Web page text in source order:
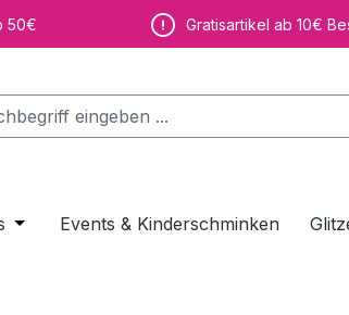
50€ Gratisartikel ab 10€
Öffne oder Schließe das Dropdown der
Events & Kinderschminken